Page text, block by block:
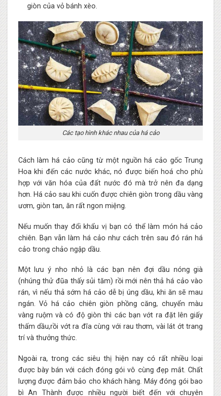
giòn của vỏ bánh xèo.
Các tạo hình khác nhau của há cảo
Cách làm há cảo cũng từ một nguồn há cảo gốc Trung
Hoa khi đến các nước khác, nó được biến hoá cho phù
hợp với văn hóa của đất nước đó mà trở nên đa dạng
hơn. Há cảo sau khi cuốn được chiên giòn trong dầu vàng
ươm, giòn tan, ăn rất ngon miệng.
Nếu muốn thay đổi khẩu vị bạn có thể làm món há cảo
chiên. Bạn vẫn làm há cảo như cách trên sau đó rán há
cảo trong chảo ngập dầu.
Một lưu ý nho nhỏ là các bạn nên đợi dầu nóng già
(nhúng thử đũa thấy sủi tăm) rồi mới nên thả há cảo vào
rán, vì nếu thả sớm há cảo dễ bị úng dầu, khi ăn sẽ mau
ngán. Vỏ há cảo chiên giòn phồng căng, chuyển màu
vàng ruộm và có độ giòn thì các bạn vớt ra đặt lên giấy
thấm dầu,rồi vớt ra đĩa cùng với rau thơm, vài lát ớt trang
trí và thưởng thức.
Ngoài ra, trong các siêu thị hiện nay có rất nhiều loại
được bày bán với cách đóng gói vô cùng đẹp mắt. Chất
lượng được đảm bảo cho khách hàng. Máy đóng gói bao
bì An Thành được nhiều người biết đến với chuyên